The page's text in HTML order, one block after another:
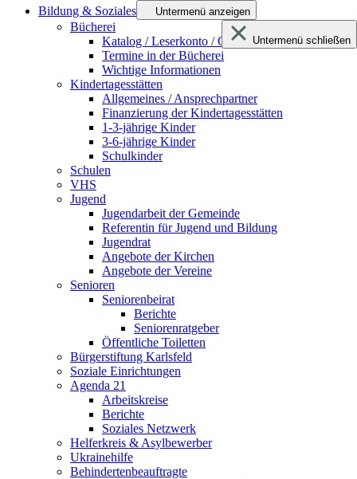
Bildung & Soziales
Untermenü anzeigen
Untermenü schließen
Bücherei
Katalog / Leserkonto / Onleihe netBIB24
Termine in der Bücherei
Wichtige Informationen
Kindertagesstätten
Allgemeines / Ansprechpartner
Finanzierung der Kindertagesstätten
1-3-jährige Kinder
3-6-jährige Kinder
Schulkinder
Schulen
VHS
Jugend
Jugendarbeit der Gemeinde
Referentin für Jugend und Bildung
Jugendrat
Angebote der Kirchen
Angebote der Vereine
Senioren
Seniorenbeirat
Berichte
Seniorenratgeber
Öffentliche Toiletten
Bürgerstiftung Karlsfeld
Soziale Einrichtungen
Agenda 21
Arbeitskreise
Berichte
Soziales Netzwerk
Helferkreis & Asylbewerber
Ukrainehilfe
Behindertenbeauftragte